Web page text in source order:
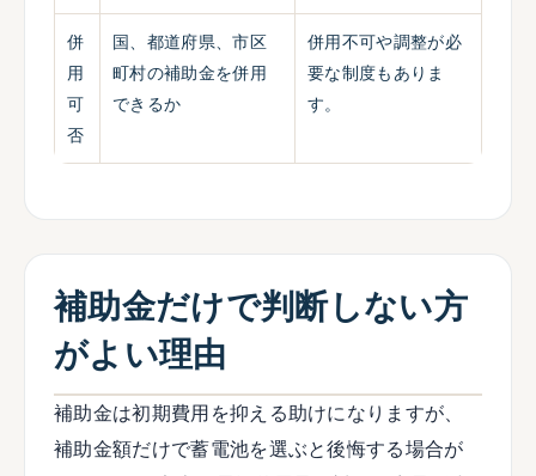
併
用
可
否
国、都道府県、市区
町村の補助金を併用
できるか
併用不可や調整が必
要な制度もありま
す。
補助金だけで判断しない方
がよい理由
補助金は初期費用を抑える助けになりますが、
補助金額だけで蓄電池を選ぶと後悔する場合が